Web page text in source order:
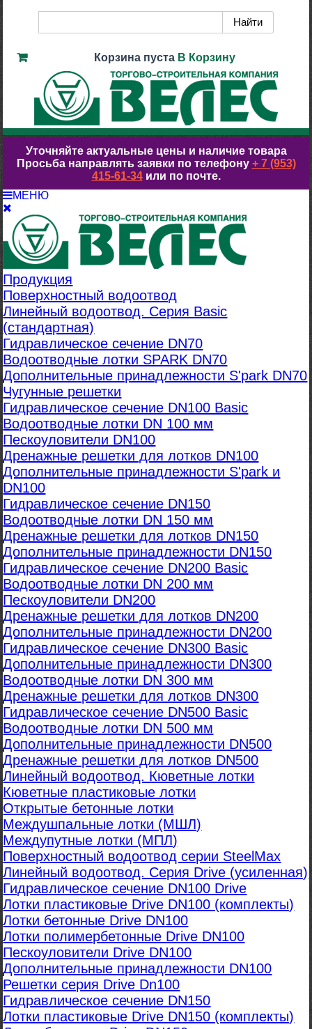
Корзина пуста В Корзину
Уточняйте актуальные цены и наличие товара
Просьба направлять заявки по телефону + 7 (953)
415-61-34или по почте.
МЕНЮ
Продукция
Поверхностный водоотвод
Линейный водоотвод. Серия Basic
(стандартная)
Гидравлическое сечение DN70
Водоотводные лотки SPARK DN70
Дополнительные принадлежности S'park DN70
Чугунные решетки
Гидравлическое сечение DN100 Basic
Водоотводные лотки DN 100 мм
Пескоуловители DN100
Дренажные решетки для лотков DN100
Дополнительные принадлежности S'park и
DN100
Гидравлическое сечение DN150
Водоотводные лотки DN 150 мм
Дренажные решетки для лотков DN150
Дополнительные принадлежности DN150
Гидравлическое сечение DN200 Basic
Водоотводные лотки DN 200 мм
Пескоуловители DN200
Дренажные решетки для лотков DN200
Дополнительные принадлежности DN200
Гидравлическое сечение DN300 Basic
Дополнительные принадлежности DN300
Водоотводные лотки DN 300 мм
Дренажные решетки для лотков DN300
Гидравлическое сечение DN500 Basic
Водоотводные лотки DN 500 мм
Дополнительные принадлежности DN500
Дренажные решетки для лотков DN500
Линейный водоотвод. Кюветные лотки
Кюветные пластиковые лотки
Открытые бетонные лотки
Междушпальные лотки (МШЛ)
Междупутные лотки (МПЛ)
Поверхностный водоотвод серии SteelMax
Линейный водоотвод. Серия Drive (усиленная)
Гидравлическое сечение DN100 Drive
Лотки пластиковые Drive DN100 (комплекты)
Лотки бетонные Drive DN100
Лотки полимербетонные Drive DN100
Пескоуловители Drive DN100
Дополнительные принадлежности DN100
Решетки серия Drive Dn100
Гидравлическое сечение DN150
Лотки пластиковые Drive DN150 (комплекты)